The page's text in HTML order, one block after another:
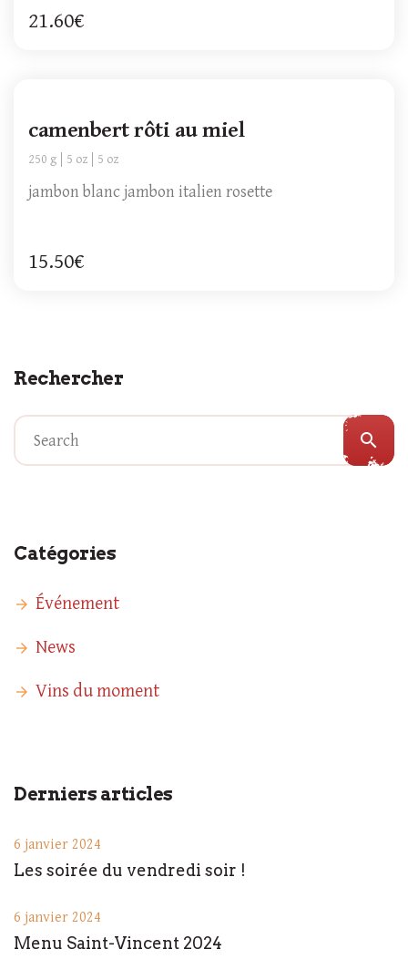
21.60€
camenbert rôti au miel
250 g 5 oz 5 oz
jambon blanc jambon italien rosette
15.50€
Rechercher
search
Catégories
Événement
News
Vins du moment
Derniers articles
6 janvier 2024
Les soirée du vendredi soir !
6 janvier 2024
Menu Saint-Vincent 2024